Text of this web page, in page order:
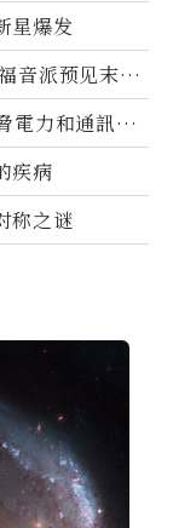
星爆发
音派预见末
攻
電力和通訊基
疾病
称之谜